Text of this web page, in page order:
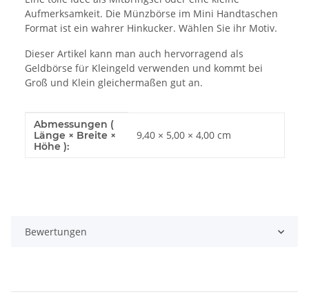
Aufmerksamkeit. Die Münzbörse im Mini Handtaschen
Format ist ein wahrer Hinkucker. Wählen Sie ihr Motiv.
Dieser Artikel kann man auch hervorragend als
Geldbörse für Kleingeld verwenden und kommt bei
Groß und Klein gleichermaßen gut an.
Produkteigenschaft
Wert
Abmessungen (
Länge × Breite ×
Höhe ):
9,40 × 5,00 × 4,00 cm
Bewertungen